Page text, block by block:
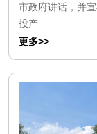
市政府讲话，并
投产
更多>>